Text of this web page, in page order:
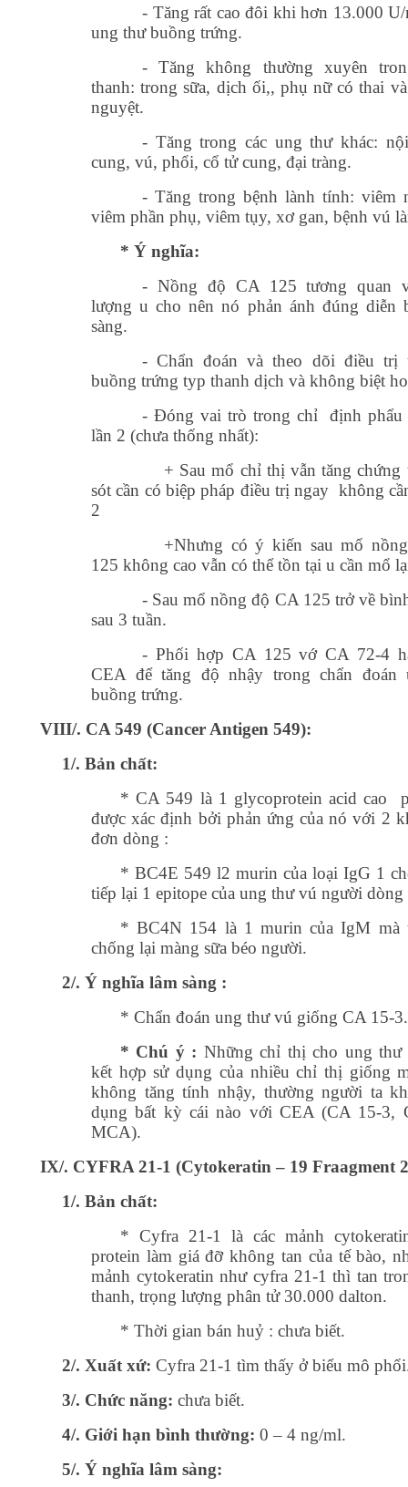
- Tăng rất cao đôi khi hơn 13.000
ung thư buồng trứng.
- Tăng không thường xuyên
thanh: trong sữa, dịch ối,, phụ nữ có thai
nguyệt.
- Tăng trong các ung thư khác:
cung, vú, phổi, cổ tử cung, đại tràng.
- Tăng trong bệnh lành tính: viêm
viêm phần phụ, viêm tụy, xơ gan, bệnh vú
* Ý nghĩa:
- Nồng độ CA 125 tương quan
lượng u cho nên nó phản ánh đúng diễn
sàng.
- Chẩn đoán và theo dõi điều trị
buồng trứng typ thanh dịch và không biệt
- Đóng vai trò trong chỉ định phẩu
lần 2 (chưa thống nhất):
+ Sau mổ chỉ thị vẫn tăng chứng
sót cần có biệp pháp điều trị ngay không
2
+Nhưng có ý kiến sau mổ
125 không cao vẫn có thể tồn tại u cần mổ
- Sau mổ nồng độ CA 125 trở về
sau 3 tuần.
- Phối hợp CA 125 vớ CA 72-4
CEA để tăng độ nhậy trong chẩn đoán
buồng trứng.
VIII/. CA 549 (Cancer Antigen 549):
1/. Bản chất:
* CA 549 là 1 glycoprotein acid cao
được xác định bởi phản ứng của nó với 2
đơn dòng :
* BC4E 549 l2 murin của loại IgG 1
tiếp lại 1 epitope của ung thư vú người
* BC4N 154 là 1 murin của IgM mà
chống lại màng sữa béo người.
2/. Ý nghĩa lâm sàng :
* Chẩn đoán ung thư vú giống CA 15-
* Chú ý : Những chỉ thị cho ung thư
kết hợp sử dụng của nhiều chỉ thị giống
không tăng tính nhậy, thường người ta
dụng bất kỳ cái nào với CEA (CA 15-3,
MCA).
IX/. CYFRA 21-1 (Cytokeratin – 19 Fraagment
1/. Bản chất:
* Cyfra 21-1 là các mảnh
protein làm giá đỡ không tan của tế bào,
mảnh cytokeratin như cyfra 21-1 thì tan
thanh, trọng lượng phân tử 30.000 dalton.
* Thời gian bán huỷ : chưa biết.
2/. Xuất xứ: Cyfra 21-1 tìm thấy ở biểu mô
3/. Chức năng: chưa biết.
4/. Giới hạn bình thường: 0 – 4 ng/ml.
5/. Ý nghĩa lâm sàng: